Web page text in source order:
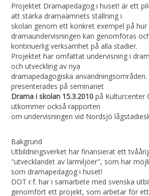
Projektet Dramapedagog i huset! är ett
att stärka dramaämnets ställning i
skolan genom ett konkret exempel på hur
dramaundervisningen kan genomföras
kontinuerlig verksamhet på alla stadier.
Projektet har omfattat undervisning i
och utveckling av nya
dramapedagogiska användningsområden.
presenterades på seminariet
Drama i skolan 15.3.2010 på Kulturcenter
utkommer också rapporten
om undervisningen vid Nordsjö
Bakgrund
Utbildningsverket har finansierat ett
"utvecklandet av lärmiljöer", som har
som dramapedagog i huset!
DOT r.f. har i samarbete med svenska
genomfört ett projekt, som arbetar för ett